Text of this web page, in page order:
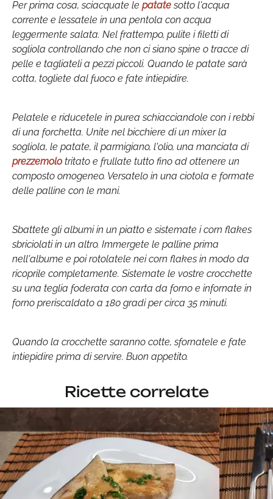
Per prima cosa, sciacquate le patatesotto l'acqua
corrente e lessatele in una pentola con acqua
leggermente salata. Nel frattempo, pulite i filetti di
sogliola controllando che non ci siano spine o tracce di
pelle e tagliateli a pezzi piccoli. Quando le patate sarà
cotta, togliete dal fuoco e fate intiepidire.
Pelatele e riducetele in purea schiacciandole con i rebbi
di una forchetta. Unite nel bicchiere di un mixer la
sogliola, le patate, il parmigiano, l'olio, una manciata di
prezzemolotritato e frullate tutto fino ad ottenere un
composto omogeneo. Versatelo in una ciotola e formate
delle palline con le mani.
Sbattete gli albumi in un piatto e sistemate i corn flakes
sbriciolati in un altro. Immergete le palline prima
nell'albume e poi rotolatele nei corn flakes in modo da
ricoprile completamente. Sistemate le vostre crocchette
su una teglia foderata con carta da forno e infornate in
forno preriscaldato a 180 gradi per circa 35 minuti.
Quando la crocchette saranno cotte, sfornatele e fate
intiepidire prima di servire. Buon appetito.
Ricette correlate